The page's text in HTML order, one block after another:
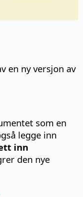
en ny versjon av
som en
legge inn
inn
den nye